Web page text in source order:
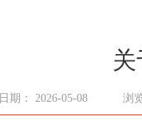
日期： 2026-05-08 浏